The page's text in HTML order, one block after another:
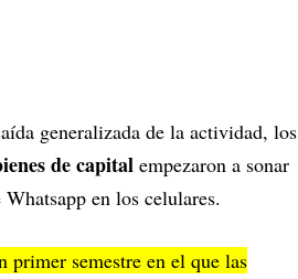
generalizada de la actividad, los
de capital empezaron a sonar
en los celulares.
primer semestre en el que las